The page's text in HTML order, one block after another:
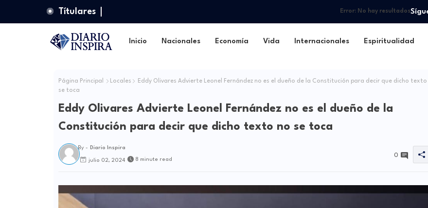
Títulares Error:No hay resultados
Inicio Nacionales Economía Vida Internacionales Espiritualidad
Página Principal Locales
Eddy Olivares Advierte Leonel Fernández no es el dueño de la Constitución para decir que dicho texto
se toca
Eddy Olivares Advierte Leonel Fernández no es el dueño de la
Constitución para decir que dicho texto no se toca
By - Diario Inspira
julio 02, 2024 8 minute read
0